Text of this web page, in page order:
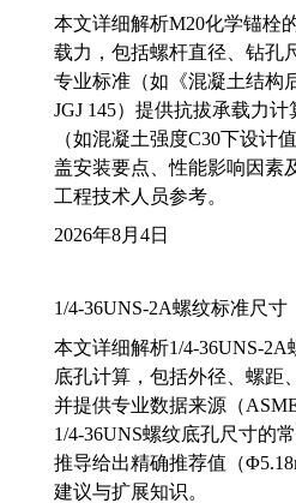
本文详细解析M20化学锚栓
载力，包括螺杆直径、钻孔
专业标准（如《混凝土结构
JGJ 145）提供抗拔承载力
（如混凝土强度C30下设计
盖安装要点、性能影响因素
工程技术人员参考。
2026年8月4日
1/4-36UNS-2A螺纹标准尺寸
本文详细解析1/4-36UNS-2A
底孔计算，包括外径、螺距
并提供专业数据来源（
1/4-36UNS螺纹底孔尺寸的
推导给出精确推荐值（
建议与扩展知识。